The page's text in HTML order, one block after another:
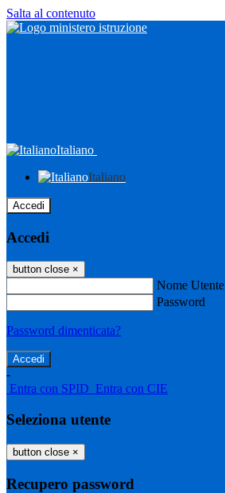
Salta al contenuto
Italiano
Italiano
Accedi
Accedi
button close ×
Nome Utente
Password
Password dimenticata?
-
Entra con SPID Entra con CIE
Seleziona utente
button close ×
Recupero password